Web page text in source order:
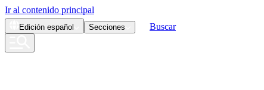
Ir al contenido principal
Edición español Secciones Buscar